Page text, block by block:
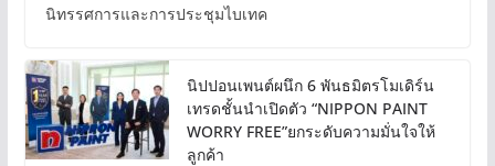
นิทรรศการและการประชุมไบเทค
นิปปอนเพนต์ผนึก 6 พันธมิตรโมเดิร์น
เทรดชั้นนำเปิดตัว “NIPPON PAINT
WORRY FREE”ยกระดับความมั่นใจให้
ลูกค้า